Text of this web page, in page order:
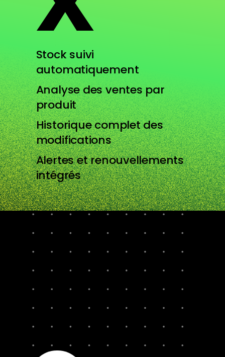
Stock suivi
automatiquement
Analyse des ventes par
produit
Historique complet des
modifications
Alertes et renouvellements
intégrés